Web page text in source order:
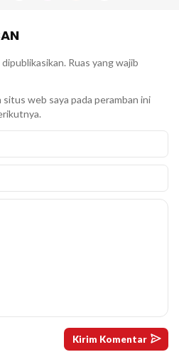
Ruas yang wajib
situs web saya pada peramban ini